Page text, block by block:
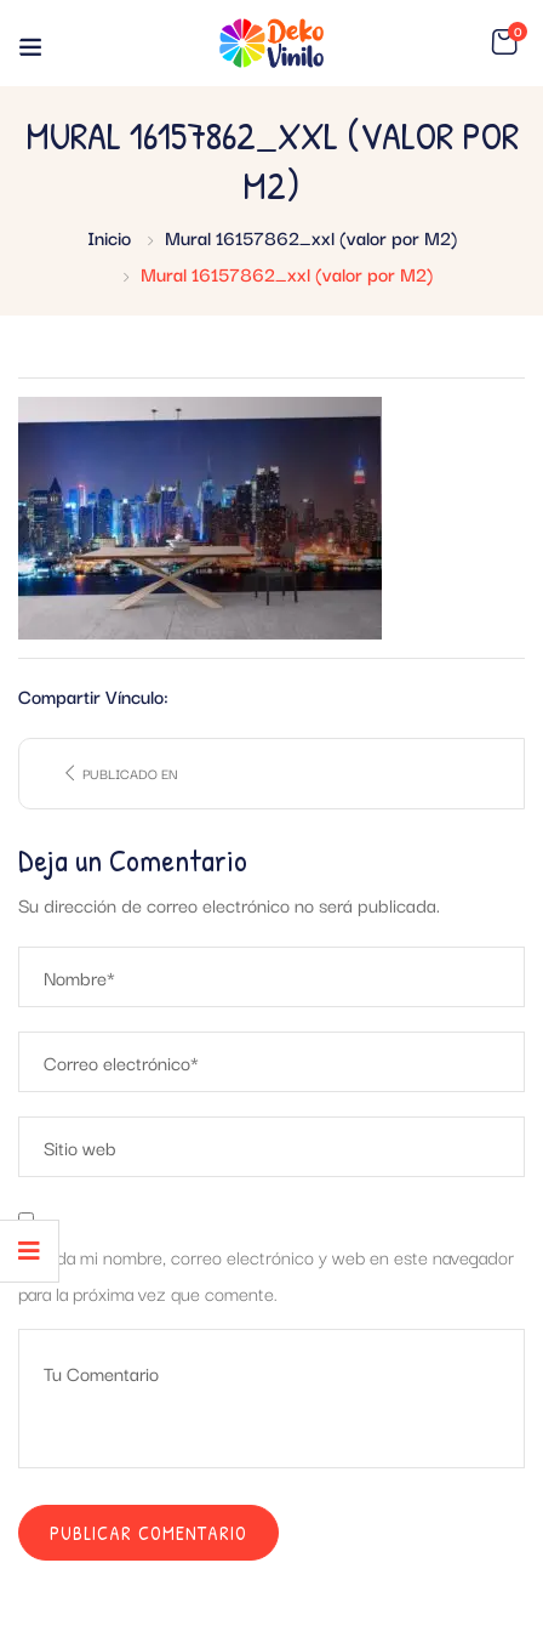
0
MURAL 16157862_XXL (VALOR POR
M2)
Inicio
Mural 16157862_xxl (valor por M2)
Mural 16157862_xxl (valor por M2)
Compartir Vínculo:
PUBLICADO EN
Deja un Comentario
Su dirección de correo electrónico no será publicada.
Guarda mi nombre, correo electrónico y web en este navegador
para la próxima vez que comente.